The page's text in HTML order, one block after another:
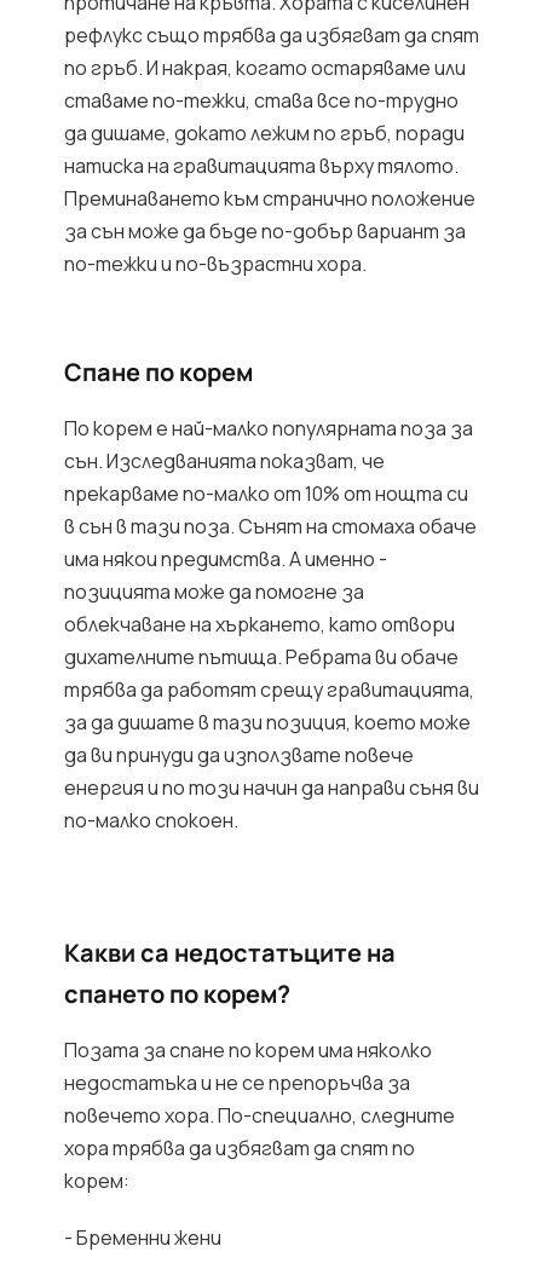
рефлукс също трябва да избягват да спят
по гръб. И накрая, когато остаряваме или
ставаме по-тежки, става все по-трудно
да дишаме, докато лежим по гръб, поради
натиска на гравитацията върху тялото.
Преминаването към странично положение
за сън може да бъде по-добър вариант за
по-тежки и по-възрастни хора.
Спане по корем
По корем е най-малко популярната поза за
сън. Изследванията показват, че
прекарваме по-малко от 10% от нощта си
в сън в тази поза. Сънят на стомаха обаче
има някои предимства. А именно -
позицията може да помогне за
облекчаване на хъркането, като отвори
дихателните пътища. Ребрата ви обаче
трябва да работят срещу гравитацията,
за да дишате в тази позиция, което може
да ви принуди да използвате повече
енергия и по този начин да направи съня ви
по-малко спокоен.
Какви са недостатъците на
спането по корем?
Позата за спане по корем има няколко
недостатъка и не се препоръчва за
повечето хора. По-специално, следните
хора трябва да избягват да спят по
корем:
- Бременни жени